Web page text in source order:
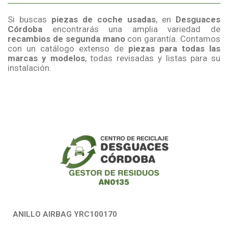
Si buscas piezas de coche usadas, en Desguaces
Córdoba encontrarás una amplia variedad de
recambios de segunda manocon garantía. Contamos
con un catálogo extenso de piezas para todas las
marcas y modelos, todas revisadas y listas para su
instalación.
ANILLO AIRBAG YRC100170